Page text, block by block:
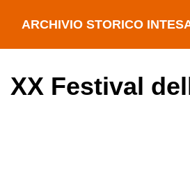
ARCHIVIO STORICO
XX Festival